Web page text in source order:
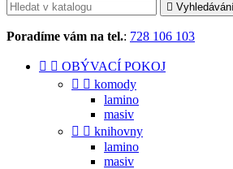

Poradíme vám na tel.: 728 106 103
  OBÝVACÍ POKOJ
  komody
lamino
masiv
  knihovny
lamino
masiv